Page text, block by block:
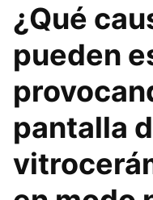
¿Qué
pueden
pantalla